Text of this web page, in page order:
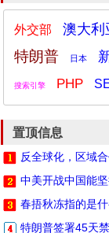
外交部 澳大利
特朗普 日本
搜索引擎 PHP
置顶信息
反全球化，区域
中美开战中国能
春捂秋冻指的是
特朗普签署45天